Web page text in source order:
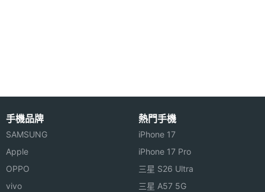
畫素
前相機
感光元
件
手機品牌
SAMSUNG
Apple
OPPO
vivo
熱門手機
iPhone 17
iPhone 17 Pro
三星 S26 Ultra
三星 A57 5G